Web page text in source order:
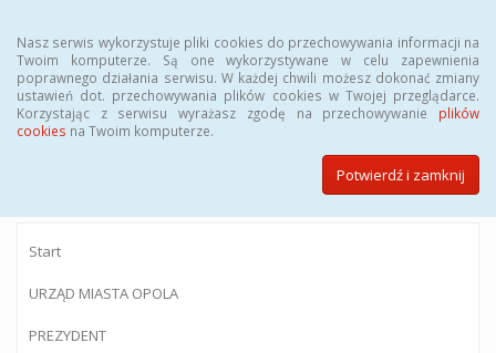
Nasz serwis wykorzystuje pliki cookies do przechowywania informacji na
Twoim komputerze. Są one wykorzystywane w celu zapewnienia
poprawnego działania serwisu. W każdej chwili możesz dokonać zmiany
ustawień dot. przechowywania plików cookies w Twojej przeglądarce.
Korzystając z serwisu wyrażasz zgodę na przechowywanie plików
cookies na Twoim komputerze.
Potwierdź i zamknij
BIULETYN INFORMACJI PUBLICZNEJ
Urzędu Miasta Opola
Start
URZĄD MIASTA OPOLA
PREZYDENT